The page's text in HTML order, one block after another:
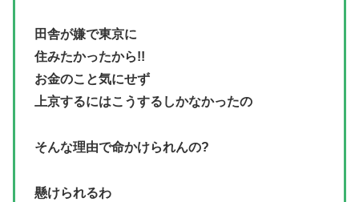
田舎が嫌で東京に
住みたかったから!!
お金のこと気にせず
上京するにはこうするしかなかったの
そんな理由で命かけられんの?
懸けられるわ